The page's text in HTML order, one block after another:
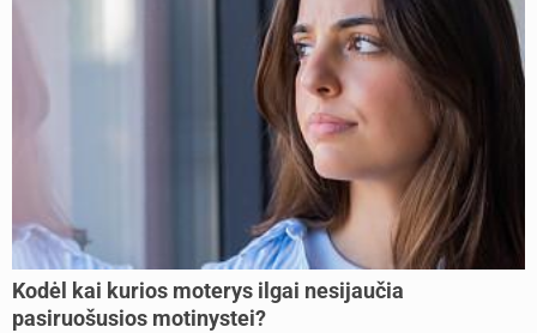
Kodėl kai kurios moterys ilgai nesijaučia
pasiruošusios motinystei?